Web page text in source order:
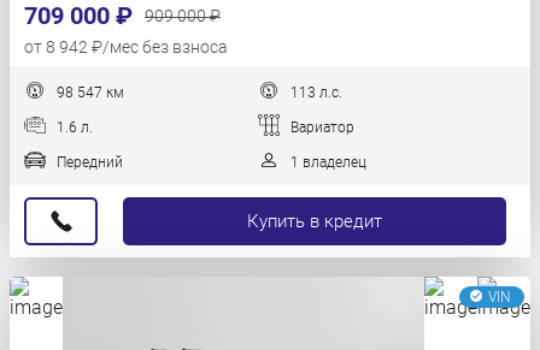
709 000 ₽
909 000 ₽
от 8 942 ₽/мес без взноса
98 547 км 113 л.с.
1.6 л. Вариатор
Передний 1 владелец
Купить в кредит
VIN